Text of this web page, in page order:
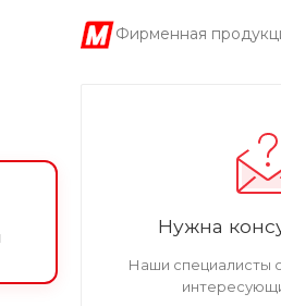
Фирменная
Нужна
Наши специалисты